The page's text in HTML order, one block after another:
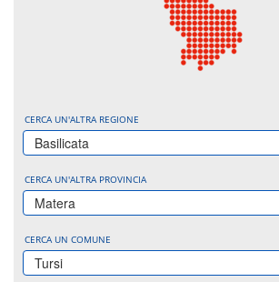
CERCA UN'ALTRA REGIONE
Basilicata
CERCA UN'ALTRA PROVINCIA
Matera
CERCA UN COMUNE
Tursi